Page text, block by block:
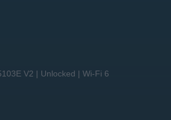
V2 | Unlocked | Wi-Fi 6